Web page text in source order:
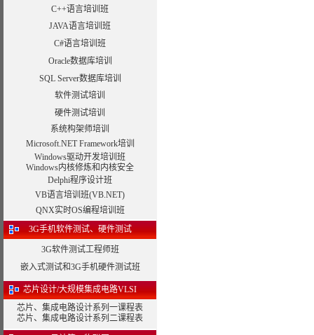
C++语言培训班
JAVA语言培训班
C#语言培训班
Oracle数据库培训
SQL Server数据库培训
软件测试培训
硬件测试培训
系统构架师培训
Microsoft.NET Framework培训
Windows驱动开发培训班
Windows内核修炼和内核安全
Delphi程序设计班
VB语言培训班(VB.NET)
QNX实时OS编程培训班
3G手机软件测试、硬件测试
3G软件测试工程师班
嵌入式测试和3G手机硬件测试班
芯片设计/大规模集成电路VLSI
芯片、集成电路设计系列一课程表
芯片、集成电路设计系列二课程表